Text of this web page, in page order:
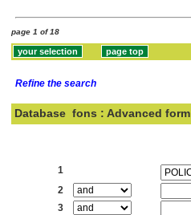
page 1 of 18
Refine the search
Database fons : Advanced form
1
2
3